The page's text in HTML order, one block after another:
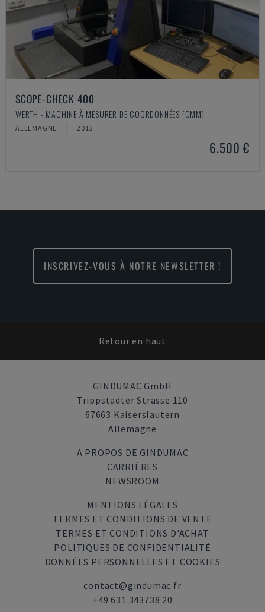
SCOPE-CHECK 400
WERTH - MACHINE À MESURER DE COORDONNÉES (CMM)
ALLEMAGNE 2013
6.500 €
INSCRIVEZ-VOUS À NOTRE NEWSLETTER !
Retour en haut
GINDUMAC GmbH
Trippstadter Strasse 110
67663 Kaiserslautern
Allemagne
A PROPOS DE GINDUMAC
CARRIÈRES
NEWSROOM
MENTIONS LÉGALES
TERMES ET CONDITIONS DE VENTE
TERMES ET CONDITIONS D'ACHAT
POLITIQUES DE CONFIDENTIALITÉ
DONNÉES PERSONNELLES ET COOKIES
contact@gindumac.fr
+49 631 343738 20